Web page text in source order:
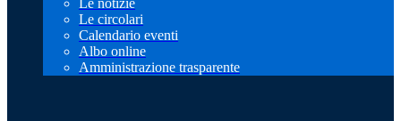
Le notizie
Le circolari
Calendario eventi
Albo online
Amministrazione trasparente